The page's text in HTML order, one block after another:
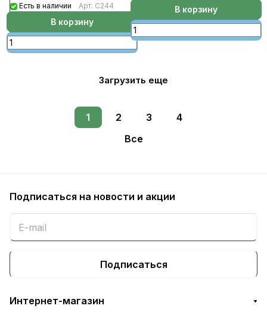
Есть в наличии Арт. С244
В корзину
В корзину
Загрузить еще
1 2 3
4
Все
Подписаться на новости и акции
Подписаться
Интернет-магазин